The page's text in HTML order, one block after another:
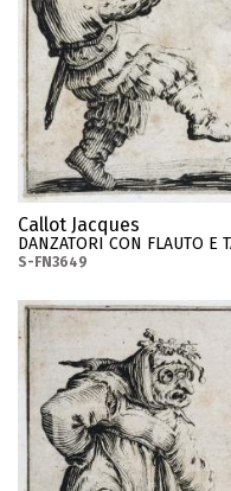
Callot Jacques
DANZATORI CON FLAUTO E
S-FN3649